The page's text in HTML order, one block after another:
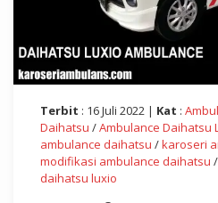
Terbit : 16 Juli 2022 | Kat :
Daihatsu /Ambulance Daihatsu
ambulance daihatsu /karoseri
modifikasi ambulance daihatsu /
daihatsu luxio